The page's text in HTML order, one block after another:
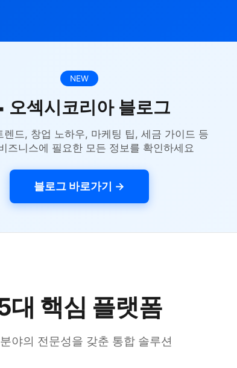
NEW
오섹시코리아 블로그
렌드, 창업 노하우, 마케팅 팁, 세금 가이드 등
즈니스에 필요한 모든 정보를 확인하세요
블로그 바로가기 →
대 핵심 플랫폼
야의 전문성을 갖춘 통합 솔루션